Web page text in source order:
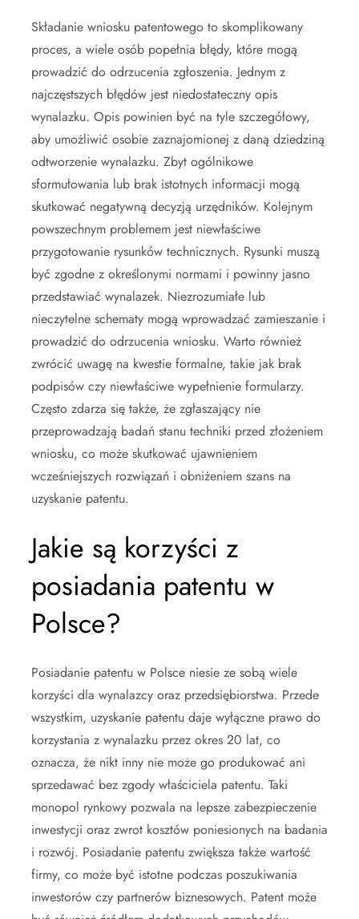
Składanie wniosku patentowego to skomplikowany
proces, a wiele osób popełnia błędy, które mogą
prowadzić do odrzucenia zgłoszenia. Jednym z
najczęstszych błędów jest niedostateczny opis
wynalazku. Opis powinien być na tyle szczegółowy,
aby umożliwić osobie zaznajomionej z daną dziedziną
odtworzenie wynalazku. Zbyt ogólnikowe
sformułowania lub brak istotnych informacji mogą
skutkować negatywną decyzją urzędników. Kolejnym
powszechnym problemem jest niewłaściwe
przygotowanie rysunków technicznych. Rysunki muszą
być zgodne z określonymi normami i powinny jasno
przedstawiać wynalazek. Niezrozumiałe lub
nieczytelne schematy mogą wprowadzać zamieszanie i
prowadzić do odrzucenia wniosku. Warto również
zwrócić uwagę na kwestie formalne, takie jak brak
podpisów czy niewłaściwe wypełnienie formularzy.
Często zdarza się także, że zgłaszający nie
przeprowadzają badań stanu techniki przed złożeniem
wniosku, co może skutkować ujawnieniem
wcześniejszych rozwiązań i obniżeniem szans na
uzyskanie patentu.
Jakie są korzyści z
posiadania patentu w
Polsce?
Posiadanie patentu w Polsce niesie ze sobą wiele
korzyści dla wynalazcy oraz przedsiębiorstwa. Przede
wszystkim, uzyskanie patentu daje wyłączne prawo do
korzystania z wynalazku przez okres 20 lat, co
oznacza, że nikt inny nie może go produkować ani
sprzedawać bez zgody właściciela patentu. Taki
monopol rynkowy pozwala na lepsze zabezpieczenie
inwestycji oraz zwrot kosztów poniesionych na badania
i rozwój. Posiadanie patentu zwiększa także wartość
firmy, co może być istotne podczas poszukiwania
inwestorów czy partnerów biznesowych. Patent może